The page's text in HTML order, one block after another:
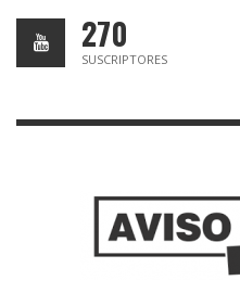
270
SUSCRIPTORES